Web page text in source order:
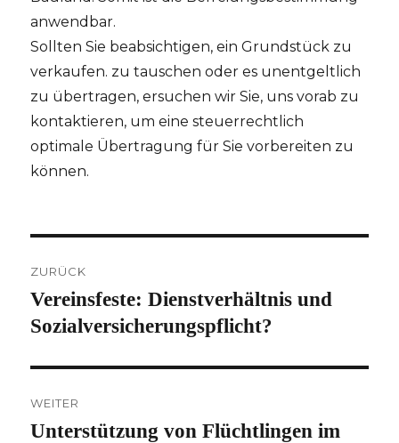
anwendbar.
Sollten Sie beabsichtigen, ein Grundstück zu
verkaufen. zu tauschen oder es unentgeltlich
zu übertragen, ersuchen wir Sie, uns vorab zu
kontaktieren, um eine steuerrechtlich
optimale Übertragung für Sie vorbereiten zu
können.
ZURÜCK
Vorheriger
Beitrag:
Vereinsfeste: Dienstverhältnis und
Sozialversicherungspflicht?
WEITER
Nächster
Unterstützung von Flüchtlingen im